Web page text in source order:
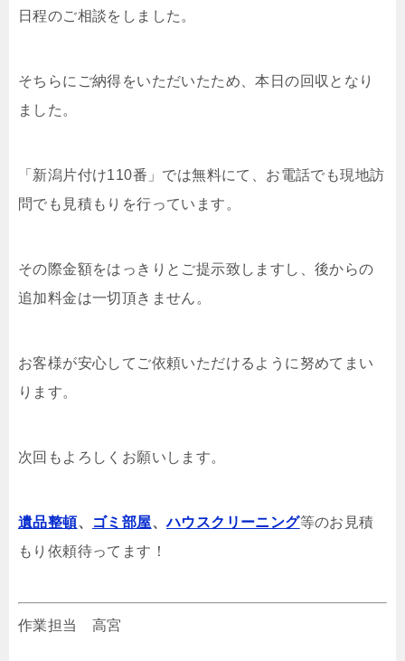
日程のご相談をしました。
そちらにご納得をいただいたため、本日の回収となり
ました。
「新潟片付け110番」では無料にて、お電話でも現地訪
問でも見積もりを行っています。
その際金額をはっきりとご提示致しますし、後からの
追加料金は一切頂きません。
お客様が安心してご依頼いただけるように努めてまい
ります。
次回もよろしくお願いします。
遺品整頓、 ゴミ部屋、ハウスクリーニング等のお見積
もり依頼待ってます！
作業担当 高宮